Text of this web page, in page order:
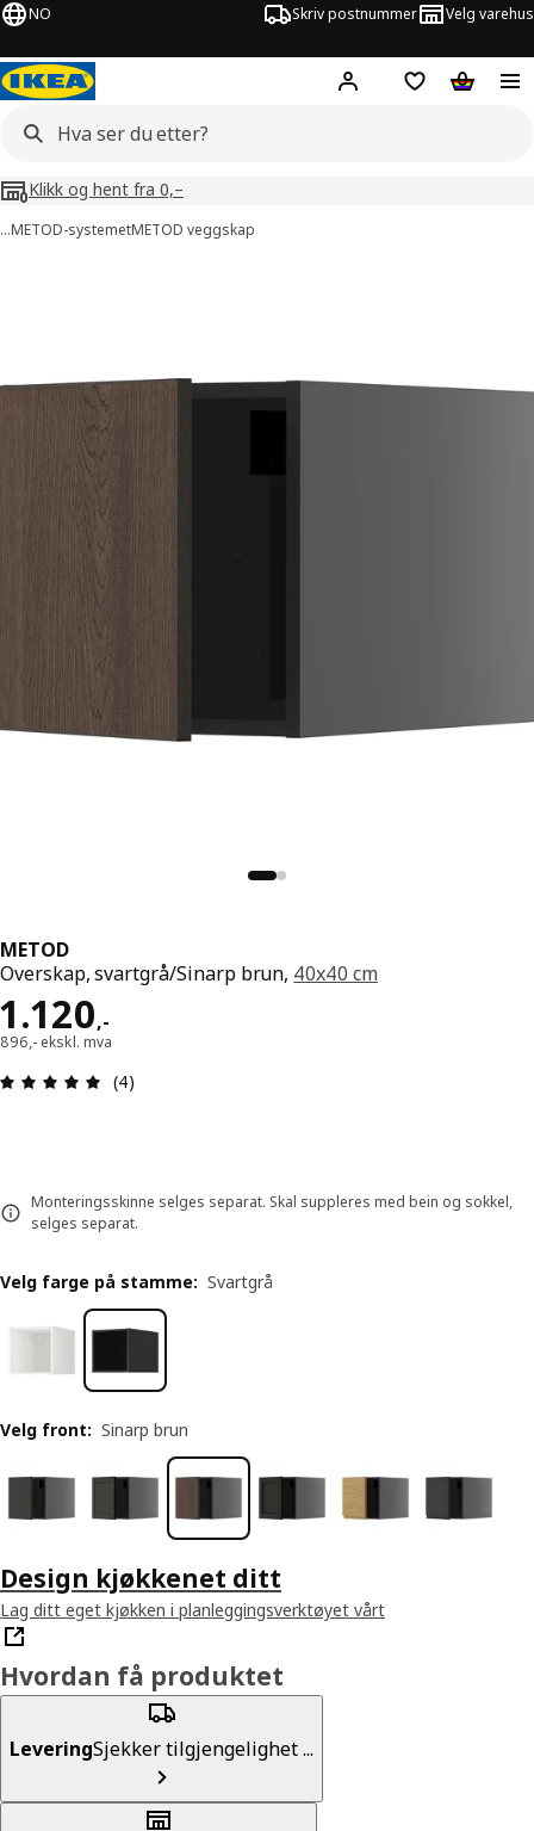
NO Skriv postnummer Velg varehus
Hej! Logg innHuskeliste
Klikk og hent fra 0,–
…METOD-systemetMETOD veggskap
METOD
Overskap, svartgrå/Sinarp brun, 40x40 cm
1.120,-
Pris 1120,-
896,- ekskl. mva
Produktomtale: 5 ingen kundevurdering 5
(4)
Monteringsskinne selges separat. Skal suppleres med bein og sokkel,
selges separat.
Velg farge på stamme: Svartgrå
Velg front: Sinarp brun
Design kjøkkenet ditt
Lag ditt eget kjøkken i planleggingsverktøyet vårt
Hvordan få produktet
LeveringSjekker tilgjengelighet ...